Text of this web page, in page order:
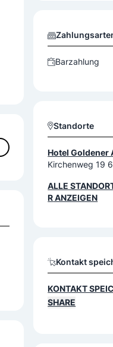
Barzahlung
Standorte
Hotel Goldener
Kirchenweg 19
ALLE
RANZEIGEN
Kontakt
KONTAKT
SHARE